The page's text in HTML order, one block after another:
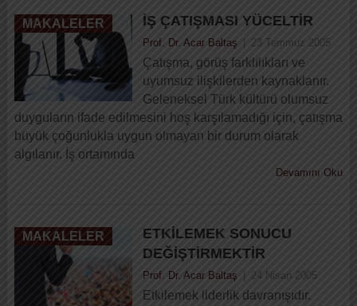
MAKALELER İŞ ÇATIŞMASI YÜCELTIR
Prof. Dr. Acar Baltaş 23 Temmuz 2005
Çatışma, görüş farklılıkları ve
uyumsuz ilişkilerden kaynaklanır.
Geleneksel Türk kültürü olumsuz
duyguların ifade edilmesini hoş karşılamadığı için, çatışma
büyük çoğunlukla uygun olmayan bir durum olarak
algılanır. İş ortamında
Devamını Oku
MAKALELER
ETKILEMEK SONUCU
DEĞIŞTIRMEKTIR
Prof. Dr. Acar Baltaş 24 Nisan 2005
Etkilemek liderlik davranışıdır.